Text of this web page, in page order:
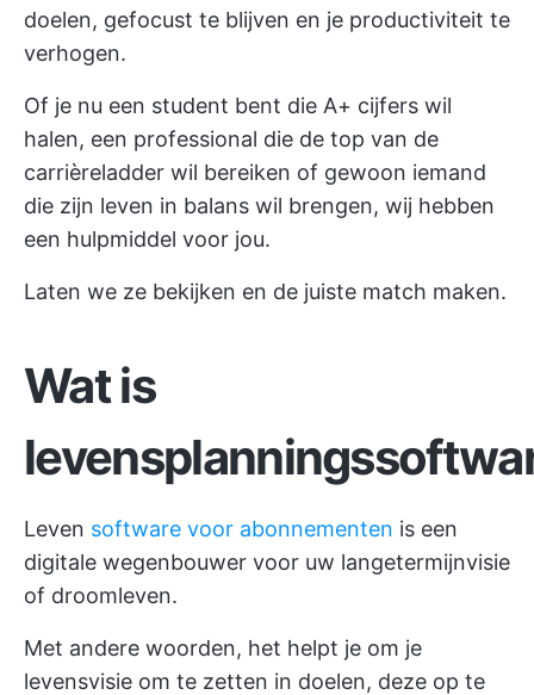
doelen, gefocust te blijven en je productiviteit te
verhogen.
Of je nu een student bent die A+ cijfers wil
halen, een professional die de top van de
carrièreladder wil bereiken of gewoon iemand
die zijn leven in balans wil brengen, wij hebben
een hulpmiddel voor jou.
Laten we ze bekijken en de juiste match maken.
Wat is
Leven software voor abonnementen is een
digitale wegenbouwer voor uw langetermijnvisie
of droomleven.
Met andere woorden, het helpt je om je
levensvisie om te zetten in doelen, deze op te